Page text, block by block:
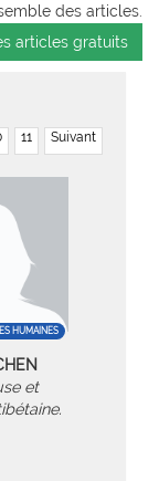
des articles.
articles gratuits
11 Suivant
HUMAINES
et